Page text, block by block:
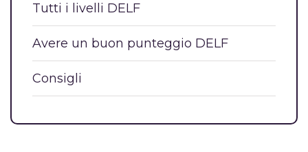
Tutti i livelli DELF
Avere un buon punteggio DELF
Consigli